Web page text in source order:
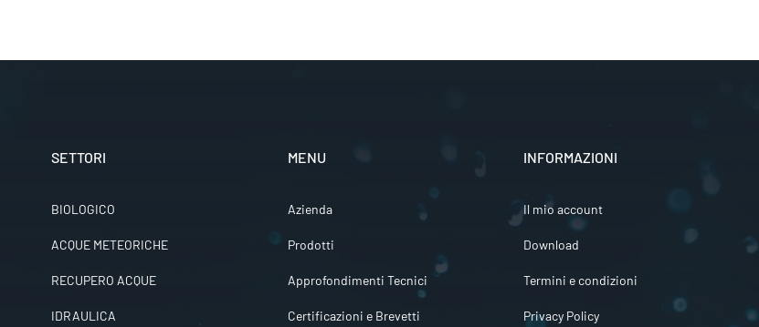
SETTORI
BIOLOGICO
ACQUE METEORICHE
RECUPERO ACQUE
IDRAULICA
MENU
Azienda
Prodotti
Approfondimenti Tecnici
Certificazioni e Brevetti
INFORMAZIONI
Il mio account
Download
Termini e condizioni
Privacy Policy